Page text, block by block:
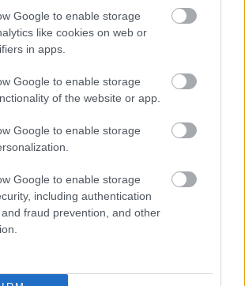
Google to enable storage
like cookies on web or
in apps.
Google to enable storage
of the website or app.
Google to enable storage
Google to enable storage
including authentication
fraud prevention, and other